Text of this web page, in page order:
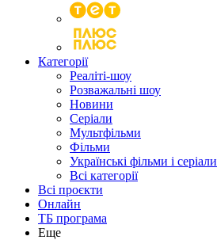
Категорії
Реаліті-шоу
Розважальні шоу
Новини
Серіали
Мультфільми
Фільми
Українські фільми і серіали
Всі категорії
Всі проєкти
Онлайн
ТБ програма
Еще